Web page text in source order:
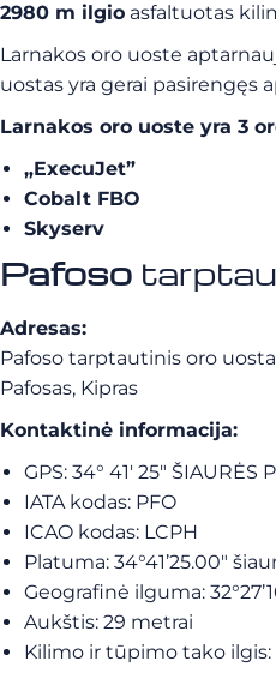
2980 m ilgio asfaltuotas
Larnakos oro uoste
uostas yra gerai pasirengęs
Larnakos oro uoste yra 3
„ExecuJet”
Cobalt FBO
Skyserv
Pafoso
Adresas:
Pafoso tarptautinis oro
Pafosas, Kipras
Kontaktinė informacija:
GPS: 34° 41′ 25″ ŠIAURĖS
IATA kodas: PFO
ICAO kodas: LCPH
Platuma: 34°41’25.00″
Geografinė ilguma:
Aukštis: 29 metrai
Kilimo ir tūpimo tako